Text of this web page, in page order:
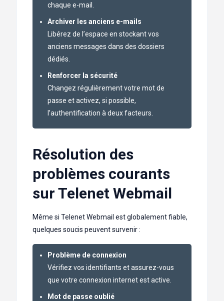
chaque e-mail.
Archiver les anciens e-mails
Libérez de l’espace en stockant vos
anciens messages dans des dossiers
dédiés.
Renforcer la sécurité
Changez régulièrement votre mot de
passe et activez, si possible,
l’authentification à deux facteurs.
Résolution des
problèmes courants
sur Telenet Webmail
Même si Telenet Webmail est globalement fiable,
quelques soucis peuvent survenir :
Problème de connexion
Vérifiez vos identifiants et assurez-vous
que votre connexion internet est active.
Mot de passe oublié